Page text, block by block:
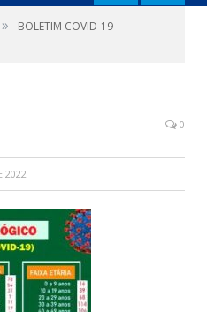
»
BOLETIM COVID-19
0
2022